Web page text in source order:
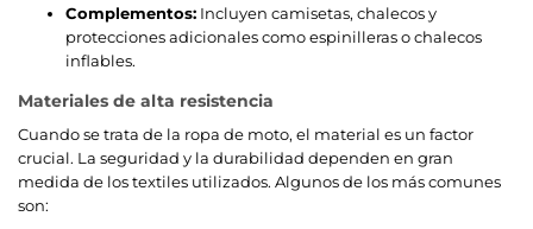
Complementos: Incluyen camisetas, chalecos y
protecciones adicionales como espinilleras o chalecos
inflables.
Materiales de alta resistencia
Cuando se trata de la ropa de moto, el material es un factor
crucial. La seguridad y la durabilidad dependen en gran
medida de los textiles utilizados. Algunos de los más comunes
son: